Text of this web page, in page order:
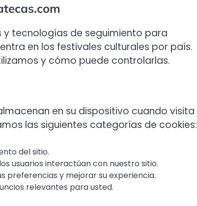
y tecnologías de seguimiento para
en los festivales culturales por país.
y cómo puede controlarlas.
en su dispositivo cuando visita
las siguientes categorías de cookies:
del sitio.
usuarios interactúan con nuestro sitio.
preferencias y mejorar su experiencia.
relevantes para usted.